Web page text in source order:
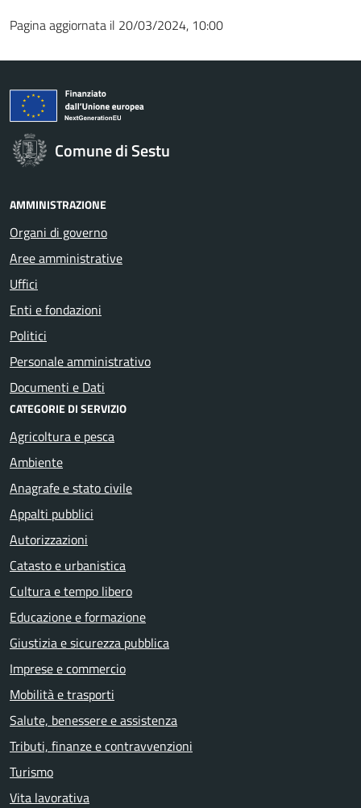
Pagina aggiornata il 20/03/2024, 10:00
Comune di Sestu
AMMINISTRAZIONE
Organi di governo
Aree amministrative
Uffici
Enti e fondazioni
Politici
Personale amministrativo
Documenti e Dati
CATEGORIE DI SERVIZIO
Agricoltura e pesca
Ambiente
Anagrafe e stato civile
Appalti pubblici
Autorizzazioni
Catasto e urbanistica
Cultura e tempo libero
Educazione e formazione
Giustizia e sicurezza pubblica
Imprese e commercio
Mobilità e trasporti
Salute, benessere e assistenza
Tributi, finanze e contravvenzioni
Turismo
Vita lavorativa